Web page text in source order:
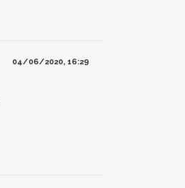
04/06/2020, 16:29